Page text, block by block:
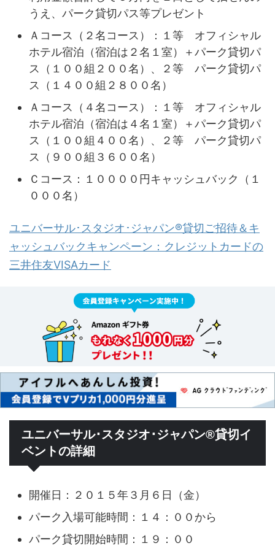
うえ、パーク貸切パス等プレゼント
Ａコース（２名コース）：１等 オフィシャル
ホテル宿泊（宿泊は２名１室）＋パーク貸切パ
ス（１００組２００名）、２等 パーク貸切パ
ス（１４００組２８００名）
Ａコース（４名コース）：１等 オフィシャル
ホテル宿泊（宿泊は４名１室）＋パーク貸切パ
ス（１００組４００名）、２等 パーク貸切パ
ス（９００組３６００名）
Ｃコース：１００００円キャッシュバック（１
０００名）
ユニバーサル･スタジオ･ジャパン®貸切ご招待＆キ
ャッシュバックキャンペーン：クレジットカードの
三井住友VISAカード
ユニバーサル･スタジオ･ジャパン®貸切イ
ベントの詳細
開催日：２０１５年３月６日（金）
パーク入場可能時間：１４：００から
パーク貸切開始時間：１９：００